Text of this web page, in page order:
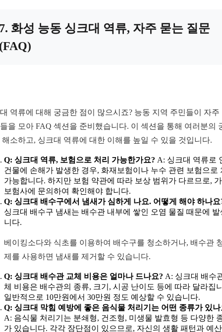
화성 능동 싱크대 역류, 자주 묻는 질문
역류에 대해 궁금한 점이 많으시죠? 능동 지역 주민들이 자주
을 모아 FAQ 섹션을 준비했습니다. 이 섹션을 통해 여러분의
해소하고, 싱크대 역류에 대한 이해를 높일 수 있을 것입니다.
Q: 싱크대 역류, 보험으로 처리 가능한가요? A: 싱크대 역류로
건물에 손해가 발생한 경우, 화재보험이나 누수 관련 보험으로
가능합니다. 하지만 보험 약관에 따라 보상 범위가 다르므로,
보험사에 문의하여 확인해야 합니다.
Q: 싱크대 배수구에서 냄새가 심하게 나요. 어떻게 해야 하나요
싱크대 배수구 냄새는 배수관 내부에 쌓인 오염 물질 때문에 발
니다.
베이킹소다와 식초를 이용하여 배수구를 청소하거나, 배수관
제를 사용하면 냄새를 제거할 수 있습니다.
Q: 싱크대 배수관 교체 비용은 얼마나 드나요? A: 싱크대 배수
체 비용은 배수관의 종류, 크기, 시공 난이도 등에 따라 달라집
일반적으로 10만원에서 30만원 정도 예상할 수 있습니다.
Q: 싱크대 막힘 예방에 좋은 음식물 처리기는 어떤 종류가 있나
A: 음식물 처리기는 분쇄형, 건조형, 미생물 발효형 등 다양한
가 있습니다. 각각 장단점이 있으므로, 자신의 생활 패턴과 예